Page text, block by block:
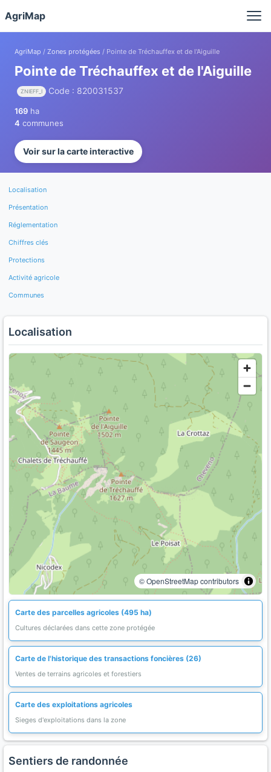
AgriMap
AgriMap / Zones protégées / Pointe de Tréchauffex et de l'Aiguille
Pointe de Tréchauffex et de l'Aiguille
ZNIEFF_I Code : 820031537
169 ha
4 communes
Voir sur la carte interactive
Localisation
Présentation
Réglementation
Chiffres clés
Protections
Activité agricole
Communes
Localisation
© OpenStreetMap contributors
Carte des parcelles agricoles (495 ha)
Cultures déclarées dans cette zone protégée
Carte de l'historique des transactions foncières (26)
Ventes de terrains agricoles et forestiers
Carte des exploitations agricoles
Sieges d'exploitations dans la zone
Sentiers de randonnée